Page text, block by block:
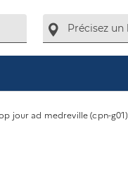
jour ad medreville (cpn-g01)